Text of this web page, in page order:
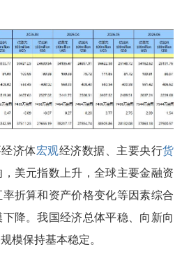
济体宏观经济数据、主要央行货
美元指数上升，全球主要金融资
折算和资产价格变化等因素综合
降。我国经济总体平稳、向新向
模保持基本稳定。